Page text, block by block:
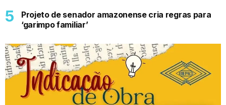
Projeto de senador amazonense cria regras para
‘garimpo familiar’